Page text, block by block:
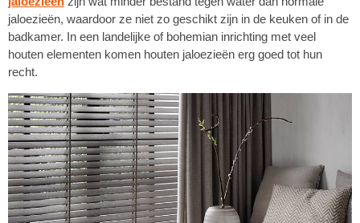
jaloezieën, waardoor ze niet zo geschikt zijn in de keuken of in de
badkamer. In een landelijke of bohemian inrichting met veel
houten elementen komen houten jaloezieën erg goed tot hun
recht.